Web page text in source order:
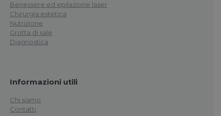
Benessere ed epilazione laser
Chirurgia estetica
Nutrizione
Grotta di sale
Diagnostica
Informazioni utili
Chi siamo
Contatti